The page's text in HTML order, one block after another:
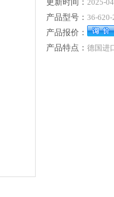
更新时间： 2025-
产品型号： 36-620-
产品报价：
产品特点： 德国进